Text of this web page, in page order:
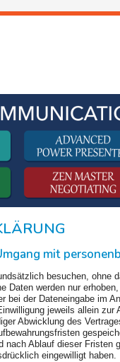
mit
besuchen, ohne
Daten werden nur
bei der Dateneingabe im
jeweils allein zur
Abwicklung des
nach Ablauf dieser Fristen
eingewilligt haben.